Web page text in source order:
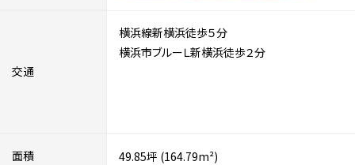
交通
横浜線新横浜徒歩５分
横浜市ブルーＬ新横浜徒歩２分
面積 49.85坪 (164.79m²)